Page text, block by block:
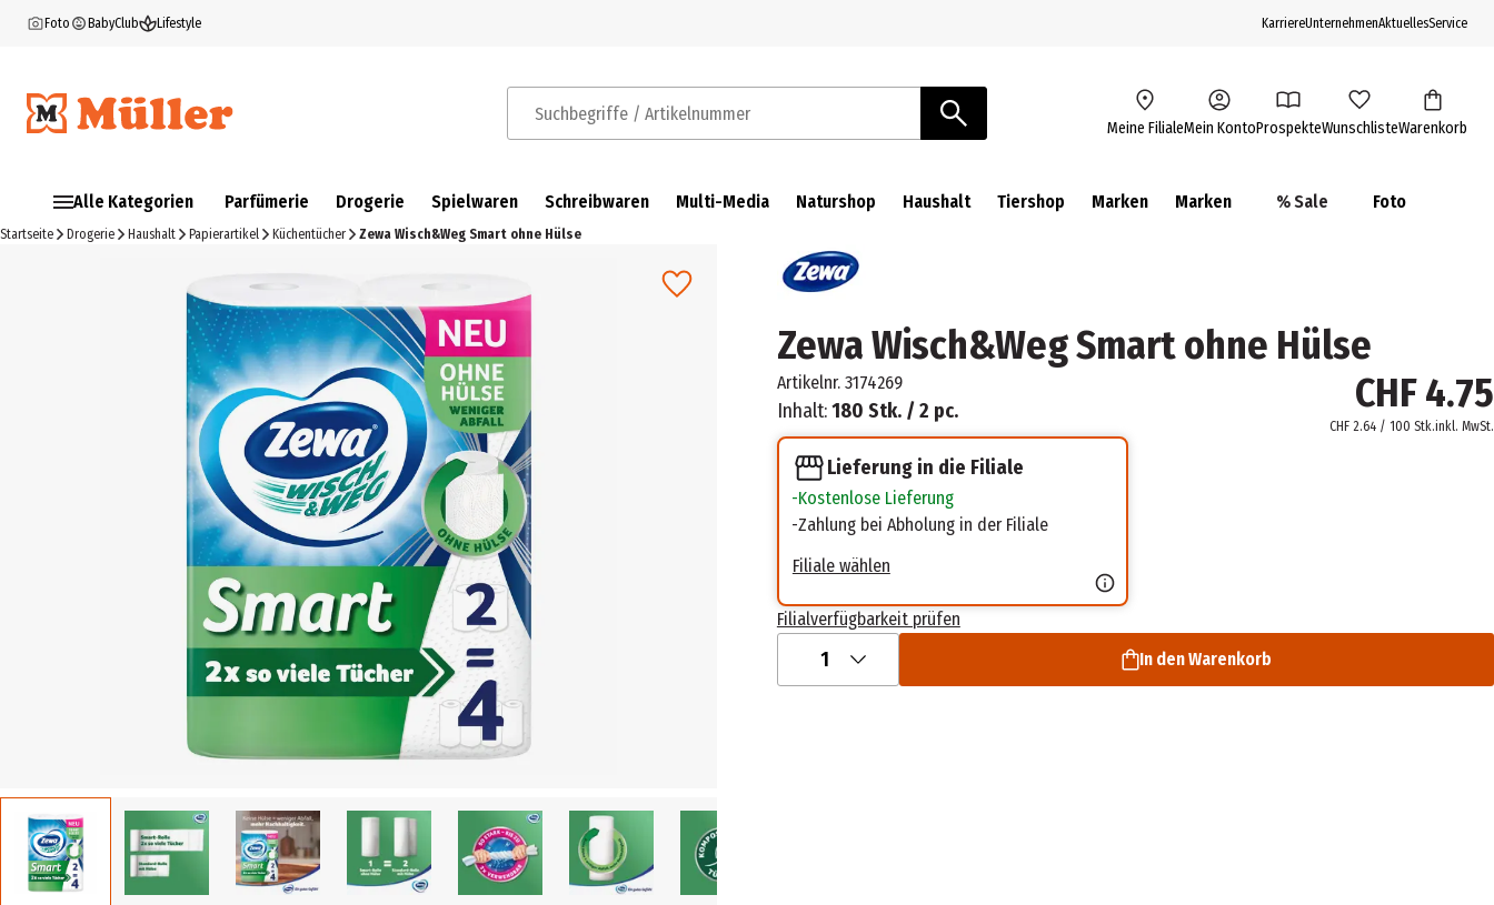
Foto BabyClub Lifestyle KarriereUnternehmenAktuellesService
Suchbegriffe / Artikelnummer Meine FilialeMein KontoProspekteWunschlisteWarenkorb
Alle Kategorien Parfümerie Drogerie Spielwaren Schreibwaren Multi-Media Naturshop Haushalt Tiershop Marken Marken % Sale Foto
Startseite Drogerie Haushalt Papierartikel Küchentücher Zewa Wisch&Weg Smart ohne Hülse
Zewa Wisch&Weg Smart ohne Hülse
Artikelnr. 3174269
Inhalt:180 Stk. / 2 pc. CHF 4.75
CHF 2.64 / 100 Stk.inkl. MwSt.
Lieferung in die Filiale
Kostenlose Lieferung
Zahlung bei Abholung in der Filiale
Filiale wählen
Filialverfügbarkeit prüfen
1 In den Warenkorb